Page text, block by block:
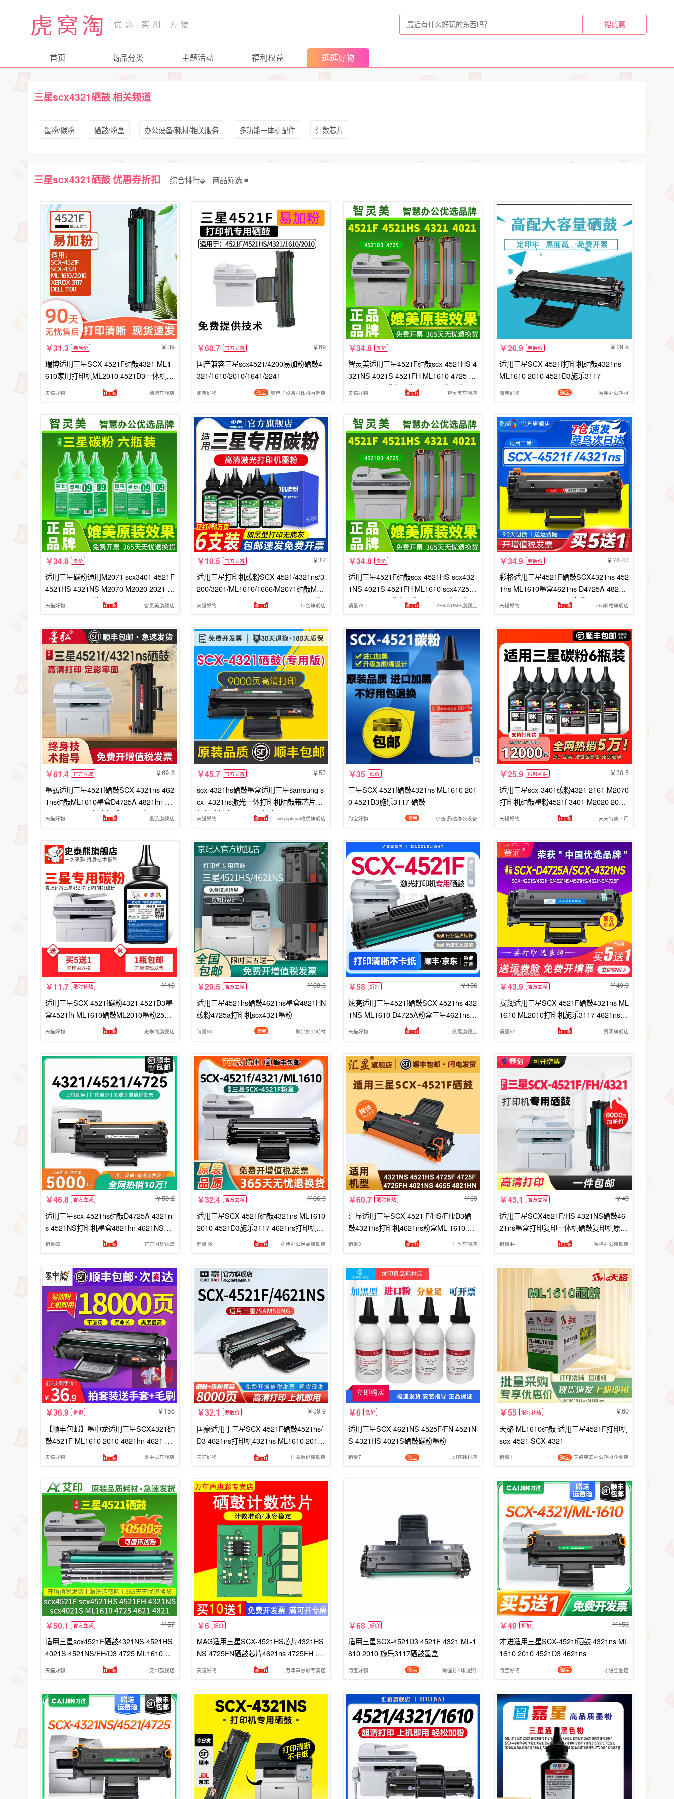
虎窝淘
首页 商品分类 主题活动 福利权益 逛逛好物
三星scx4321硒鼓 相关频道
墨粉/碳粉 硒鼓/粉盒 办公设备/耗材/相关服务 多功能一体机配件 计数芯片
三星scx4321硒鼓 优惠券折扣 综合排行⬙ 商品筛选
31.3 券后价 39
瑞博适用三星SCX-4521F硒鼓4321 ML1
610家用打印机ML2010 4521D3一体机 3
天猫好物 瑞博旗舰店
60.7 官方立减 69
国产兼容三星scx4521/4200易加粉硒鼓4
321/1610/2010/1641/2241
淘宝好物 汇聚电子设备打印机直销店
34.8 低价
智灵美适用三星4521F硒鼓scx-4521HS 4
321NS 4021S 4521FH ML1610 4725 46
21墨盒4821激光一体打印机墨粉碳粉
天猫好物 智灵美旗舰店
26.9 券后价 29.9
适用三星SCX-4521f打印机硒鼓4321ns
ML1610 2010 4521D3施乐3117
淘宝好物 赛鑫办公耗材
34.8 低价
适用三星碳粉通用M2071 scx3401 4521F
4521HS 4321NS M2070 M2020 2021 2
022 ML2161硒鼓2160打印机墨盒墨粉
天猫好物 智灵美旗舰店
10.5 官方立减 12
适用三星打印机碳粉SCX-4521/4321ns/3
200/3201/ML1610/1666/M2071硒鼓M20
70/2020/MLT-D101S通用SCX3401墨粉
天猫好物 申色旗舰店
34.8 低价
适用三星4521F硒鼓scx-4521HS scx432
1NS 4021S 4521FH ML1610 scx4725 4
621墨盒4821激光一体打印机墨粉碳粉
销量73 ZHiLiNGMEi旗舰店
34.9 券后价 78.43
彩格适用三星4521F硒鼓SCX4321ns 452
1hs ML1610墨盒4621ns D4725A 4821h
n 4021s 2010 ML2510施乐3117打印机
天猫好物 chg彩格旗舰店
61.4 官方立减 69.8
墨弘适用三星4521f硒鼓SCX-4321ns 462
1ns硒鼓ML1610墨盒D4725A 4821hn 40
21s ML2510墨粉盒施乐3117硒鼓
天猫好物 墨弘旗舰店
45.7 官方立减 52
scx-4321hs硒鼓墨盒适用三星samsung s
cx- 4321ns激光一体打印机晒鼓带芯片易
加粉碳粉盒三星4321粉盒
天猫好物 onlyoptimal唯优旗舰店
35 低价
三星SCX-4521f硒鼓4321ns ML1610 201
0 4521D3施乐3117 硒鼓
淘宝好物 小伍 腾达办公设备
25.9 限时补贴 30.5
适用三星scx-3401碳粉4321 2161 M2070
打印机硒鼓墨粉4521f 3401 M2020 2070
2071 1610 D101s D111s通用CMYK
天猫好物 天天特卖工厂
11.7 限时补贴 13
适用三星SCX-4521f碳粉4321 4521D3墨
盒4521fh ML1610硒鼓ML2010墨粉2570
激光Samsung打印机粉墨scx4521f
天猫好物 史泰熊旗舰店
29.5 官方立减 33.6
适用三星4521hs硒鼓4621ns墨盒4821HN
碳粉4725a打印机scx4321墨粉
销量53 聚兴办公耗材
58 折扣 156
炫亮适用三星4521f硒鼓SCX-4521hs 432
1NS ML1610 D4725A粉盒三星4621ns碳
粉盒打印机4821hn 4650 d4725a硒鼓
天猫好物 炫亮旗舰店
43.9 官方立减 49.9
赛润适用三星SCX-4521F硒鼓4321ns ML
1610 ML2010打印机施乐3117 4621ns打
印机墨盒4821HN 4521hs D4725A硒鼓
销量52 赛润旗舰店
46.8 官方立减 53.2
适用三星scx-4521hs硒鼓D4725A 4321n
s 4521NS打印机墨盒4821hn 4621NS粉
盒4725F复印机墨粉4021S碳粉盒CMYK
销量83 官方国货甄选
32.4 官方立减 36.9
适用三星SCX-4521f硒鼓4321ns ML1610
2010 4521D3施乐3117 4621ns打印机墨
盒4821HN 4521hs D4725A碳粉粉盒
销量16 拓佳办公用品旗舰店
60.7 限时补贴 69
汇显适用三星SCX-4521 F/HS/FH/D3硒
鼓4321ns打印机4621ns粉盒ML 1610 D4
725A 4821hn 3124 4021 2010墨盒
销量3 汇显旗舰店
43.1 官方立减 49
适用三星SCX4521F/HS 4321NS硒鼓46
21ns墨盒打印复印一体机硒鼓复印机原装
碳粉盒系统复印墨粉盒D4725A易加粉
销量44 赛格办公旗舰店
36.9 折扣 156
【顺丰包邮】墨中龙适用三星SCX4321硒
鼓4521F ML1610 2010 4821hn 4621 43
21ns 4521hs 4725 施乐3117墨盒
天猫好物 墨中龙旗舰店
32.1 券后价 39.9
国豪适用于三星SCX-4521F硒鼓4521hs/
D3 4621ns打印机4321ns ML1610 2010
4821hn 4650F/N 2510 4725施乐3117
天猫好物 国豪数码旗舰店
6 低价
适用三星SCX-4621NS 4525F/FN 4521N
S 4321HS 4021S硒鼓碳粉墨粉
销量7 印客耗材店
55 限时补贴 60
天硌 ML1610硒鼓 适用三星4521F打印机
scx-4521 SCX-4321
销量1 天硌锘杰办公耗材企业店
50.1 官方立减 57
适用三星scx4521F硒鼓4321NS 4521HS
4021S 4521NS/FH/D3 4725 ML1610易
加粉墨盒4621一体打印机墨粉4821碳粉
天猫好物 艾印旗舰店
6 低价
MAG适用三星SCX-4521HS芯片4321HS
NS 4725FN硒鼓芯片4621ns 4725FH 48
21HN 4021S 4650F/N芯片4021S计数芯
天猫好物 万年声惠彩专卖店
68 低价
适用三星SCX-4521D3 4521F 4321 ML-1
610 2010 施乐3117硒鼓墨盒
淘宝好物 阿强打印机配件
49 折扣 150
才进适用三星SCX-4521f硒鼓 4321ns ML
1610 2010 4521D3 4621ns
淘宝好物 才进企业店